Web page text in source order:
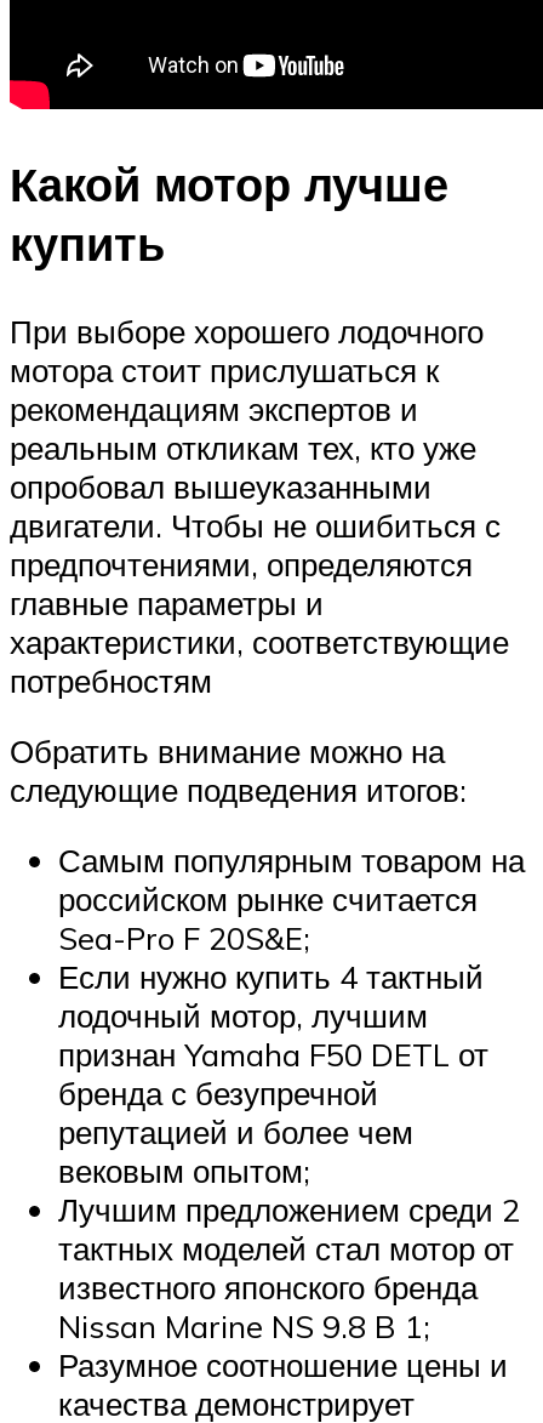
Какой мотор лучше
купить
При выборе хорошего лодочного
мотора стоит прислушаться к
рекомендациям экспертов и
реальным откликам тех, кто уже
опробовал вышеуказанными
двигатели. Чтобы не ошибиться с
предпочтениями, определяются
главные параметры и
характеристики, соответствующие
потребностям
Обратить внимание можно на
следующие подведения итогов:
Самым популярным товаром на
российском рынке считается
Sea-Pro F 20S&E;
Если нужно купить 4 тактный
лодочный мотор, лучшим
признан Yamaha F50 DETL от
бренда с безупречной
репутацией и более чем
вековым опытом;
Лучшим предложением среди 2
тактных моделей стал мотор от
известного японского бренда
Nissan Marine NS 9.8 B 1;
Разумное соотношение цены и
качества демонстрирует